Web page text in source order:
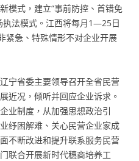
模式，建立“事前防控、首错免
执法模式。江西将每月1—25日
紧急、特殊情形不对企业开展
宁省委主要领导召开全省民营
近况，倾听并回应企业诉求。
业制度，从加强思想政治引
纾困解难、关心民营企业家成
不断改进和提升联系服务民营
联合开展新时代穗商培养工